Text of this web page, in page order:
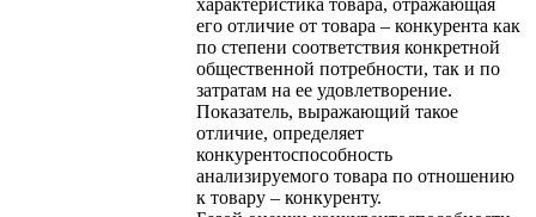
характеристика товара, отражающая
его отличие от товара – конкурента как
по степени соответствия конкретной
общественной потребности, так и по
затратам на ее удовлетворение.
Показатель, выражающий такое
отличие, определяет
конкурентоспособность
анализируемого товара по отношению
к товару – конкуренту.